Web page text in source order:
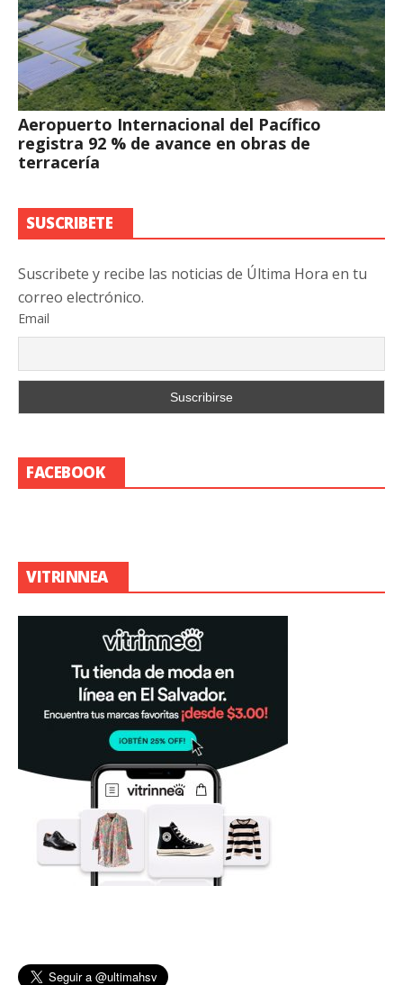
Aeropuerto Internacional del Pacífico
registra 92 % de avance en obras de
terracería
SUSCRIBETE
Suscribete y recibe las noticias de Última Hora en tu
correo electrónico.
Email
FACEBOOK
VITRINNEA